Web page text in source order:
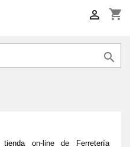
shopping_cart


on-line de Ferretería